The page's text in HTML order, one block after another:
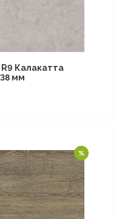
Калакатта
мм